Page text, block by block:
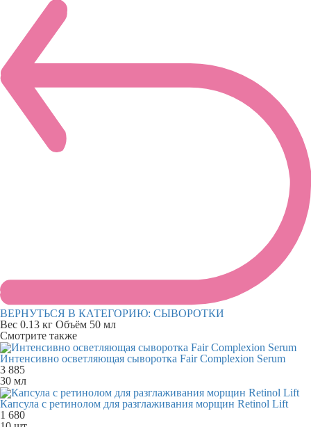
ВЕРНУТЬСЯ В КАТЕГОРИЮ: СЫВОРОТКИ
Вес 0.13 кг Объём 50 мл
Смотрите также
Интенсивно осветляющая сыворотка Fair Complexion Serum
3 885
30 мл
Капсула с ретинолом для разглаживания морщин Retinol Lift
1 680